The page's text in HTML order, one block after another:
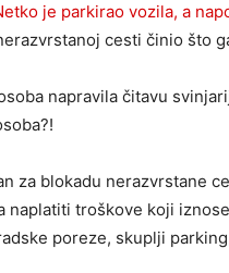
je parkirao vozila, a
cesti činio što
napravila čitavu
za blokadu nerazvrstane
troškove koji
poreze, skuplji